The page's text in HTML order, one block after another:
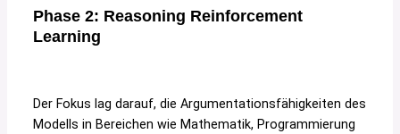
Phase 2: Reasoning Reinforcement
Learning
Der Fokus lag darauf, die Argumentationsfähigkeiten des
Modells in Bereichen wie Mathematik, Programmierung